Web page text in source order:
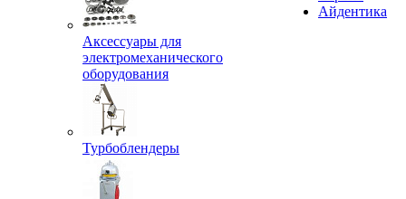
Аксессуары для
электромеханического
оборудования
Турбоблендеры
Айдентика